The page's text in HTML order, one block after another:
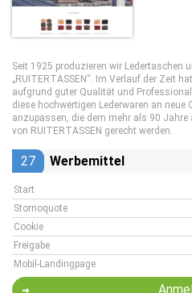
Seit 1925 produzieren wir Ledertaschen
„RUITERTASSEN“. Im Verlauf der Zeit
aufgrund guter Qualität und
diese hochwertigen Lederwaren an
anzupassen, die dem mehr als 90 Jahre
von RUITERTASSEN gerecht werden.
27 Werbemittel
Start
Stornoquote
Cookie
Freigabe
Mobil-Landingpage